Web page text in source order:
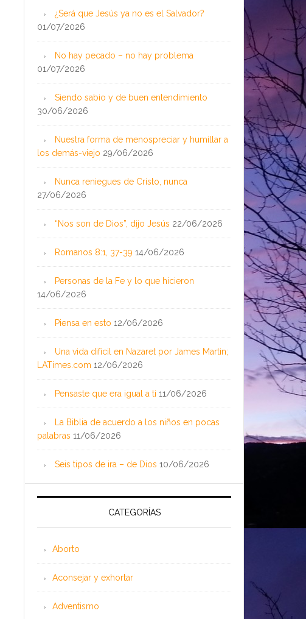
¿Será que Jesús ya no es el Salvador?
01/07/2026
No hay pecado – no hay problema
01/07/2026
Siendo sabio y de buen entendimiento
30/06/2026
Nuestra forma de menospreciar y humillar a
los demás-viejo 29/06/2026
Nunca reniegues de Cristo, nunca
27/06/2026
“Nos son de Dios”, dijo Jesús 22/06/2026
Romanos 8:1, 37-39 14/06/2026
Personas de la Fe y lo que hicieron
14/06/2026
Piensa en esto 12/06/2026
Una vida difícil en Nazaret por James Martin;
LATimes.com 12/06/2026
Pensaste que era igual a ti 11/06/2026
La Biblia de acuerdo a los niños en pocas
palabras 11/06/2026
Seis tipos de ira – de Dios 10/06/2026
CATEGORÍAS
Aborto
Aconsejar y exhortar
Adventismo